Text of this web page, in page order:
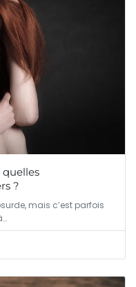
quelles
?
mais c’est parfois